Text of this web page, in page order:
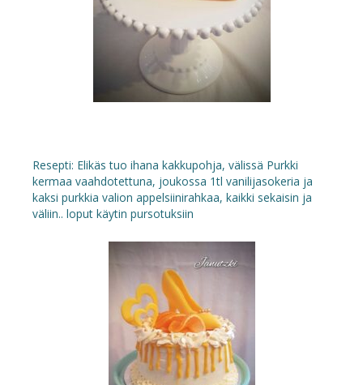
Resepti: Elikäs tuo ihana kakkupohja, välissä Purkki
kermaa vaahdotettuna, joukossa 1tl vanilijasokeria ja
kaksi purkkia valion appelsiinirahkaa, kaikki sekaisin ja
väliin.. loput käytin pursotuksiin